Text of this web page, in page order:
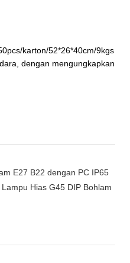
karton/52*26*40cm/9kgs
dengan mengungkapkan